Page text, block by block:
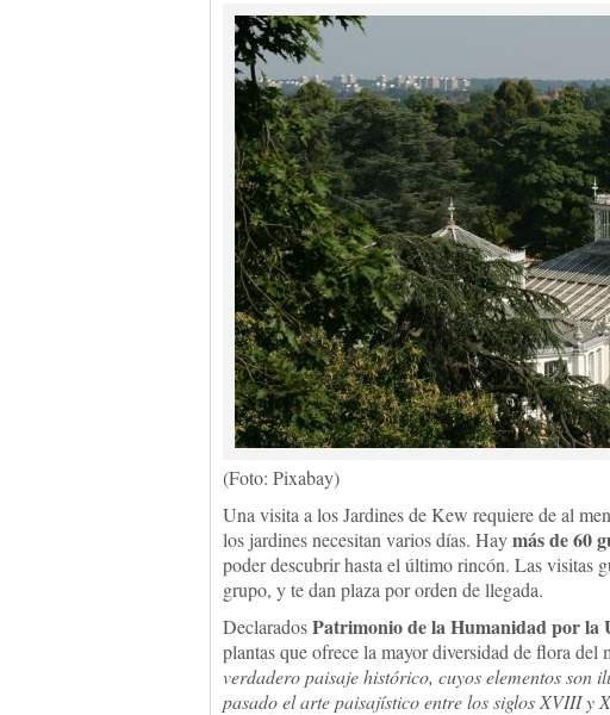
(Foto: Pixabay)
Una visita a los Jardines de Kew requiere de al
los jardines necesitan varios días. Haymás de 60
poder descubrir hasta el último rincón. Las visitas
grupo, y te dan plaza por orden de llegada.
DeclaradosPatrimonio de la Humanidad por la
plantas que ofrece la mayor diversidad de flora del
verdadero paisaje histórico, cuyos elementos son
pasado el arte paisajístico entre los siglos XVIII y